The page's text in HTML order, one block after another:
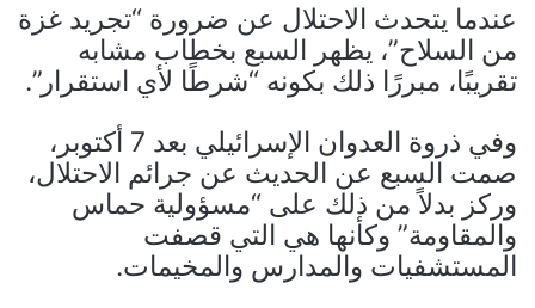
عندما يتحدث الاحتلال عن ضرورة “تجريد غزة
من السلاح”، يظهر السبع بخطاب مشابه
تقريبًا، مبررًا ذلك بكونه “شرطًا لأي استقرار”.
وفي ذروة العدوان الإسرائيلي بعد 7 أكتوبر،
صمت السبع عن الحديث عن جرائم الاحتلال،
وركز بدلاً من ذلك على “مسؤولية حماس
والمقاومة” وكأنها هي التي قصفت
المستشفيات والمدارس والمخيمات.